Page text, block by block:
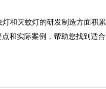
和灭蚊灯的研发制造方面积
和实际案例，帮助您找到适